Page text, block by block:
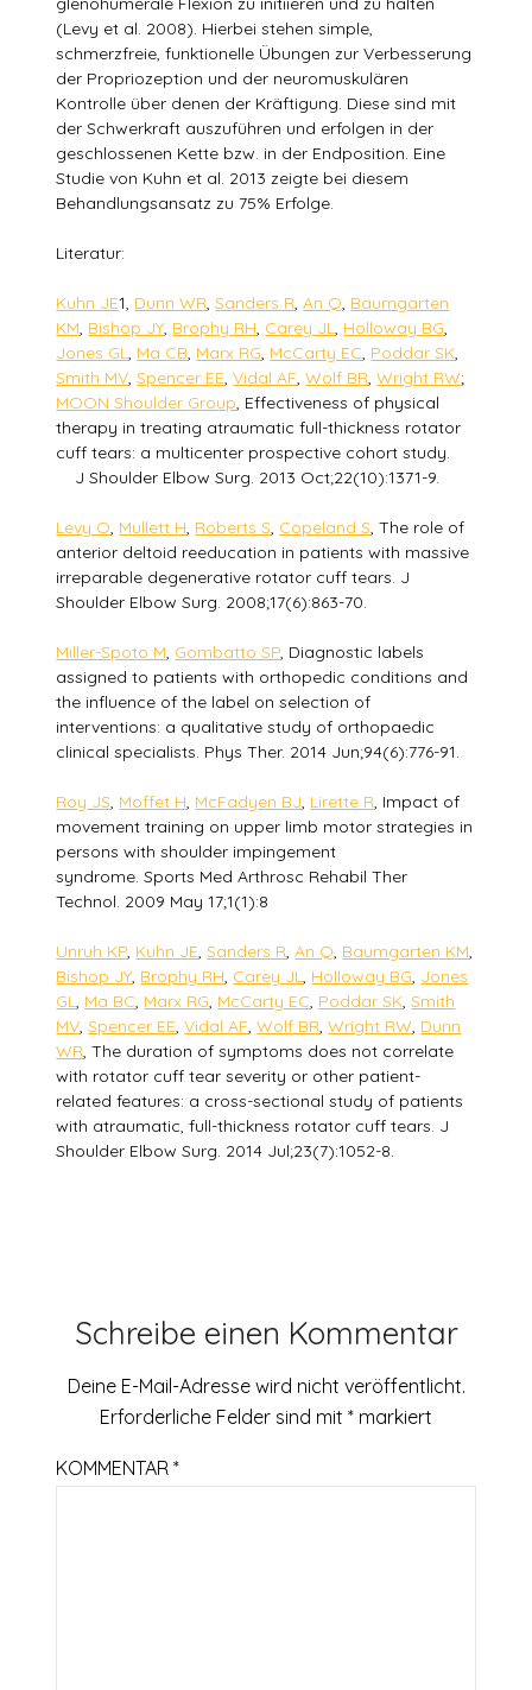
(Levy et al. 2008). Hierbei stehen simple,
schmerzfreie, funktionelle Übungen zur Verbesserung
der Propriozeption und der neuromuskulären
Kontrolle über denen der Kräftigung. Diese sind mit
der Schwerkraft auszuführen und erfolgen in der
geschlossenen Kette bzw. in der Endposition. Eine
Studie von Kuhn et al. 2013 zeigte bei diesem
Behandlungsansatz zu 75% Erfolge.
Literatur:
Kuhn JE1, Dunn WR,Sanders R,An Q, Baumgarten
KM, Bishop JY, Brophy RH, Carey JL, Holloway BG,
Jones GL, Ma CB, Marx RG, McCarty EC, Poddar SK,
Smith MV,Spencer EE,Vidal AF,Wolf BR,Wright RW;
MOON Shoulder Group, Effectiveness of physical
therapy in treating atraumatic full-thickness rotator
cuff tears: a multicenter prospective cohort study.
J Shoulder Elbow Surg. 2013 Oct;22(10):1371-9.
Levy O, Mullett H, Roberts S, Copeland S, The role of
anterior deltoid reeducation in patients with massive
irreparable degenerative rotator cuff tears. J
Shoulder Elbow Surg. 2008;17(6):863-70.
Miller-Spoto M, Gombatto SP, Diagnostic labels
assigned to patients with orthopedic conditions and
the influence of the label on selection of
interventions: a qualitative study of orthopaedic
clinical specialists. Phys Ther. 2014 Jun;94(6):776-91.
Roy JS, Moffet H, McFadyen BJ, Lirette R, Impact of
movement training on upper limb motor strategies in
persons with shoulder impingement
syndrome. Sports Med Arthrosc Rehabil Ther
Technol. 2009 May 17;1(1):8
Unruh KP, Kuhn JE,Sanders R,An Q, Baumgarten KM,
Bishop JY, Brophy RH, Carey JL, Holloway BG, Jones
GL, Ma BC, Marx RG, McCarty EC, Poddar SK,Smith
MV,Spencer EE,Vidal AF,Wolf BR,Wright RW, Dunn
WR, The duration of symptoms does not correlate
with rotator cuff tear severity or other patient-
related features: a cross-sectional study of patients
with atraumatic, full-thickness rotator cuff tears. J
Shoulder Elbow Surg. 2014 Jul;23(7):1052-8.
Schreibe einen Kommentar
Deine E-Mail-Adresse wird nicht veröffentlicht.
Erforderliche Felder sind mit * markiert
KOMMENTAR*